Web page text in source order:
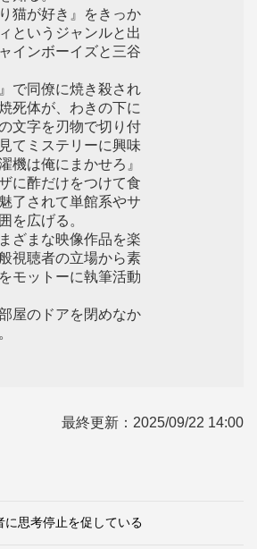
猫が好き』をきっか
というジャンルと出
インボーイズと三谷
で同僚に焼き殺され
死体が、わきの下に
文字を刃物で切り付
てミステリーに興味
機は俺にまかせろ』
に酢だけをつけて食
了されて単館系やサ
を広げる。
ざまな映像作品を楽
視聴者の立場から素
モットーに執筆活動
屋のドアを閉めなか
最終更新： 2025/09/22 14:00
に思考停止を促している